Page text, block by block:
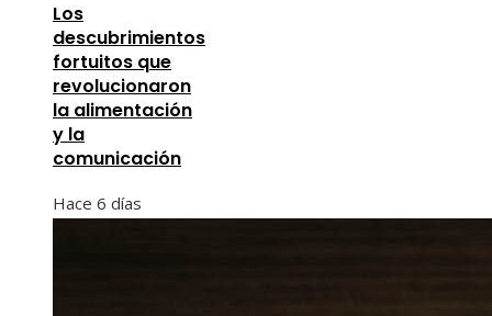
Los
descubrimientos
fortuitos que
revolucionaron
la alimentación
y la
comunicación
Hace 6 días